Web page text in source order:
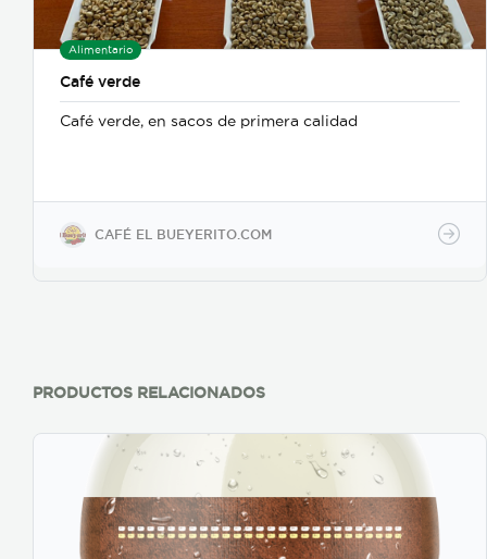
Alimentario
Café verde
Café verde, en sacos de primera calidad
CAFÉ EL BUEYERITO.COM
PRODUCTOS RELACIONADOS